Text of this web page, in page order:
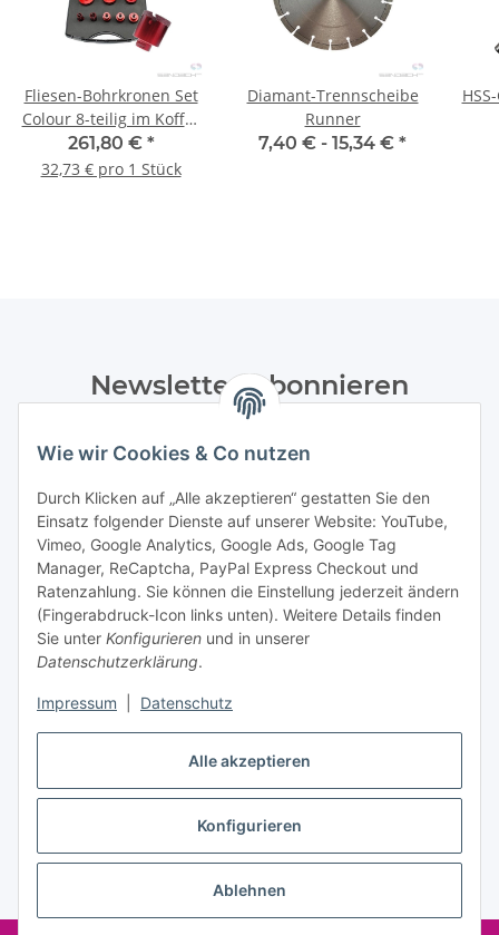
Alle akzeptieren
Konfigurieren
Ablehnen
Wie wir Cookies & Co nutzen
Durch Klicken auf „Alle akzeptieren“ gestatten Sie den
Einsatz folgender Dienste auf unserer Website: YouTube,
Vimeo, Google Analytics, Google Ads, Google Tag
Manager, ReCaptcha, PayPal Express Checkout und
Ratenzahlung. Sie können die Einstellung jederzeit ändern
(Fingerabdruck-Icon links unten). Weitere Details finden
Sie unter Konfigurieren und in unserer
Datenschutzerklärung.
Impressum Datenschutz
Fliesen-Bohrkronen Set
Colour 8-teilig im Koffer
-Red Drill-Set 4
261,80 € *
32,73 € pro 1 Stück
Diamant-Trennscheibe
Runner
7,40 € - 15,34 € *
Newsletter Abonnieren
Datenschutzerklärungregelmäßig und jederzeit widerruflich
Abonnieren
Informationen
Gesetzliche Informationen
Vertrag widerrufen
* Alle Preise inkl. gesetzlicher USt., zzgl.Versand